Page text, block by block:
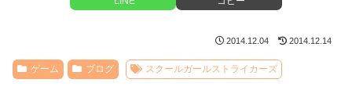
2014.12.04 2014.12.14
ゲーム ブログ スクールガールストライカーズ